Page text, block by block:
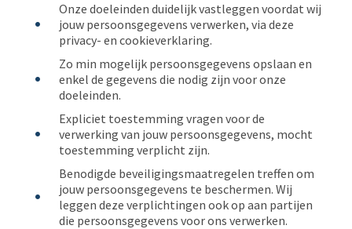
Onze doeleinden duidelijk vastleggen voordat wij
jouw persoonsgegevens verwerken, via deze
privacy- en cookieverklaring.
Zo min mogelijk persoonsgegevens opslaan en
enkel de gegevens die nodig zijn voor onze
doeleinden.
Expliciet toestemming vragen voor de
verwerking van jouw persoonsgegevens, mocht
toestemming verplicht zijn.
Benodigde beveiligingsmaatregelen treffen om
jouw persoonsgegevens te beschermen. Wij
leggen deze verplichtingen ook op aan partijen
die persoonsgegevens voor ons verwerken.